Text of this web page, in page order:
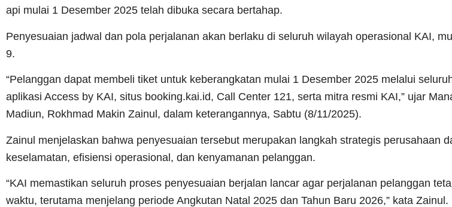
api mulai 1 Desember 2025 telah dibuka secara bertahap.
Penyesuaian jadwal dan pola perjalanan akan berlaku di seluruh wilayah operasional KAI,
9.
“Pelanggan dapat membeli tiket untuk keberangkatan mulai 1 Desember 2025 melalui
aplikasi Access by KAI, situs booking.kai.id, Call Center 121, serta mitra resmi KAI,” ujar
Madiun, Rokhmad Makin Zainul, dalam keterangannya, Sabtu (8/11/2025).
Zainul menjelaskan bahwa penyesuaian tersebut merupakan langkah strategis perusahaan
keselamatan, efisiensi operasional, dan kenyamanan pelanggan.
“KAI memastikan seluruh proses penyesuaian berjalan lancar agar perjalanan pelanggan
waktu, terutama menjelang periode Angkutan Natal 2025 dan Tahun Baru 2026,” kata Zainul.